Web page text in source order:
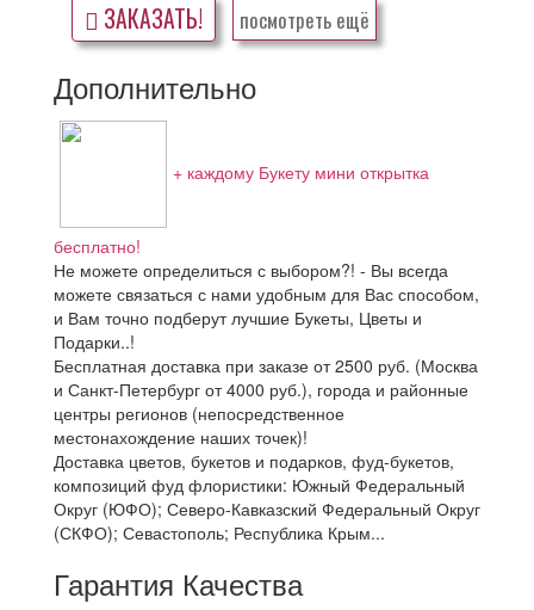
ЗАКАЗАТЬ! посмотреть ещё
Дополнительно
+ каждому Букету мини открытка
бесплатно!
Не можете определиться с выбором?! - Вы всегда
можете связаться с нами удобным для Вас способом,
и Вам точно подберут лучшие Букеты, Цветы и
Подарки..!
Бесплатная доставка при заказе от 2500 руб. (Москва
и Санкт-Петербург от 4000 руб.), города и районные
центры регионов (непосредственное
местонахождение наших точек)!
Доставка цветов, букетов и подарков, фуд-букетов,
композиций фуд флористики: Южный Федеральный
Округ (ЮФО); Северо-Кавказский Федеральный Округ
(СКФО); Севастополь; Республика Крым...
Гарантия Качества